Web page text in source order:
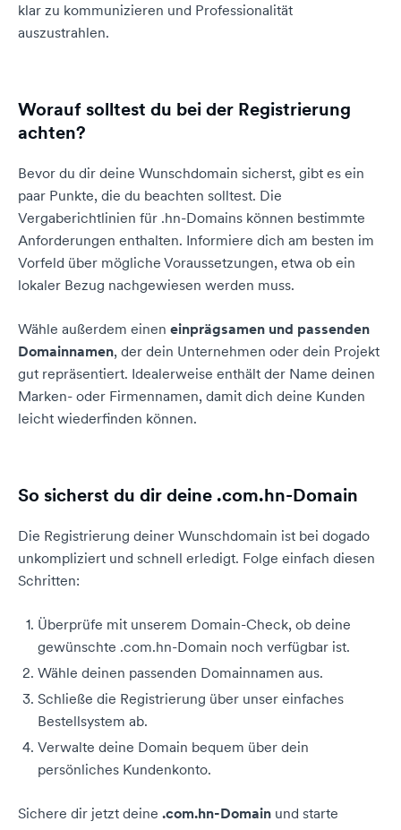
klar zu kommunizieren und Professionalität
auszustrahlen.
Worauf solltest du bei der Registrierung
achten?
Bevor du dir deine Wunschdomain sicherst, gibt es ein
paar Punkte, die du beachten solltest. Die
Vergaberichtlinien für .hn-Domains können bestimmte
Anforderungen enthalten. Informiere dich am besten im
Vorfeld über mögliche Voraussetzungen, etwa ob ein
lokaler Bezug nachgewiesen werden muss.
Wähle außerdem einen einprägsamen und passenden
Domainnamen, der dein Unternehmen oder dein Projekt
gut repräsentiert. Idealerweise enthält der Name deinen
Marken- oder Firmennamen, damit dich deine Kunden
leicht wiederfinden können.
So sicherst du dir deine .com.hn-Domain
Die Registrierung deiner Wunschdomain ist bei dogado
unkompliziert und schnell erledigt. Folge einfach diesen
Schritten:
Überprüfe mit unserem Domain-Check, ob deine
gewünschte .com.hn-Domain noch verfügbar ist.
Wähle deinen passenden Domainnamen aus.
Schließe die Registrierung über unser einfaches
Bestellsystem ab.
Verwalte deine Domain bequem über dein
persönliches Kundenkonto.
Sichere dir jetzt deine .com.hn-Domain und starte